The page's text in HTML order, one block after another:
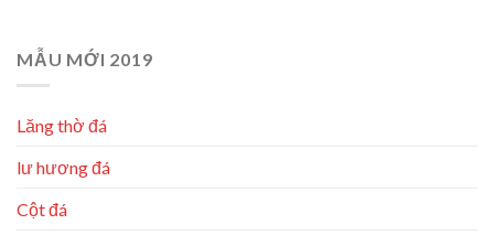
MẪU MỚI 2019
Lăng thờ đá
lư hương đá
Cột đá